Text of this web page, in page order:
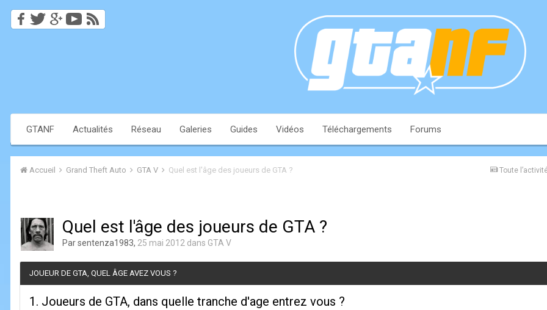
GTANF Actualités Réseau Galeries Guides Vidéos Téléchargements Forums
Toute
Accueil Grand Theft Auto GTA V Quel est l'âge des joueurs de GTA ?
Quel est l'âge des joueurs de GTA ?
Parsentenza1983, 25 mai 2012 dans GTA V
JOUEUR DE GTA, QUEL ÂGE AVEZ VOUS ?
1. Joueurs de GTA, dans quelle tranche d'age entrez vous ?